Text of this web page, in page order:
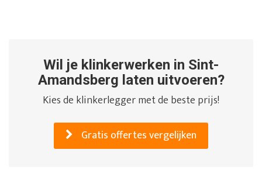
Wil je klinkerwerken in Sint-
Amandsberg laten uitvoeren?
Kies de klinkerlegger met de beste prijs!
Gratis offertes vergelijken